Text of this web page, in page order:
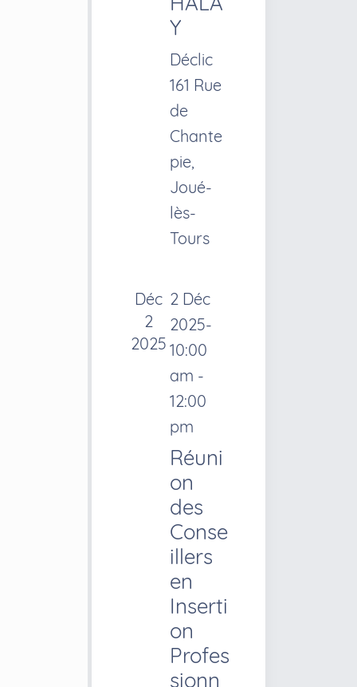
É
v
è
n
e
m
e
n
t
s
HALA
Y
Déclic
161 Rue
de
Chante
pie,
Joué-
lès-
Tours
Déc
2
2025
2 Déc
2025-
10:00
am -
12:00
pm
Réuni
on
des
Conse
illers
en
Inserti
on
Profes
sionn